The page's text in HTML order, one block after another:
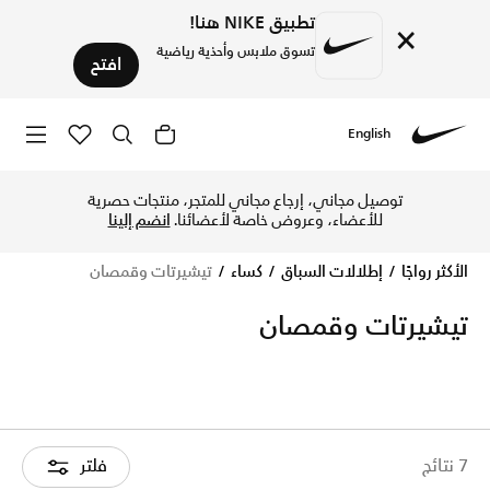
× تطبيق NIKE هنا!
تسوق ملابس وأحذية رياضية افتح
English
توصيل مجاني، إرجاع مجاني للمتجر، منتجات حصرية
للأعضاء، وعروض خاصة لأعضائنا.انضم إلينا
الأكثر رواجًا إطلالات السباق كساء تيشيرتات وقمصان
تيشيرتات وقمصان
7 نتائج فلتر